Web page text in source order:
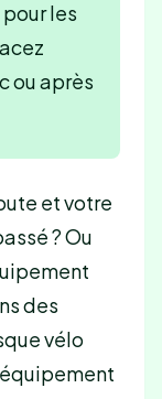
les
ou après
et votre
? Ou
des
vélo